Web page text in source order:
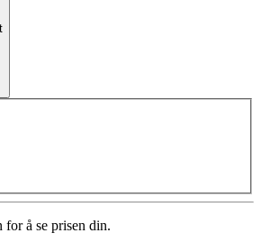
å se prisen din.